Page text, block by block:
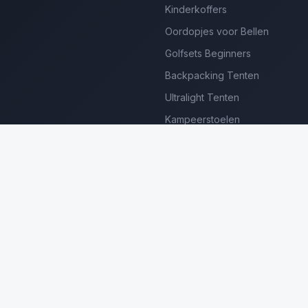
Kinderkoffers
Oordopjes voor Bellen
Golfsets Beginners
Backpacking Tenten
Ultralight Tenten
Kampeerstoelen